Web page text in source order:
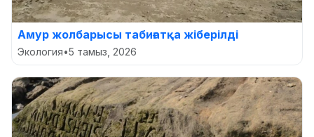
Амур жолбарысы табиғатқа жіберілді
Экология•5 тамыз, 2026